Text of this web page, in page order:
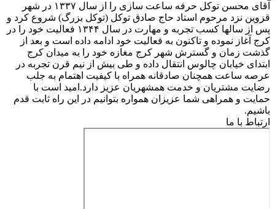
آقای محسن توکل حرفه ساعت سازی را از سال ۱۳۳۷ در شهر
قزوین نزد مرحوم استاد حاج صادق توکل (توکل بزرگ) شروع کرد و
پس از سالها کسب تجربه و مهارت در سال ۱۳۴۴ فعالیت خود را در
کرج آغاز نموده و تاکنون به فعالیت خود ادامه داده است و بعد از
گذشت زمان و گسترش شهر کرج مغازه خود را به میدان کرج
ابتدای خیابان چالوس انتقال داده و طی بیش از نیم قرن تجربه در
عرصه ساعت همچنان صادقانه همراه با کیفیت اهتمام به جلب
رضایت مشتریان و خدمت همشهریان عزیز دارد.امید است با
حمایت و همراهی شما عزیزان همواره بتوانیم در این راه ثابت قدم
باشیم.
ارتباط با ما